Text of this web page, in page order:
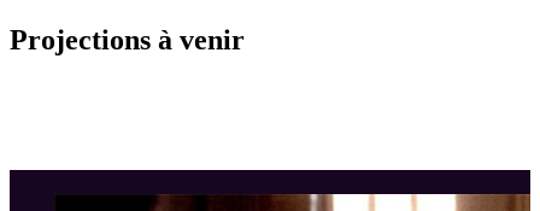
Projections à venir